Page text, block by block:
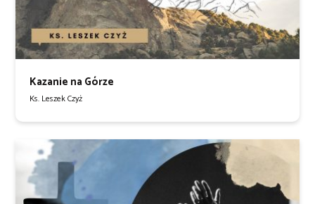
Kazanie na Górze
Ks. Leszek Czyż